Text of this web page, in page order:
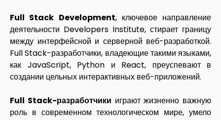
Full Stack Development, ключевое направление
деятельности Developers Institute, стирает границу
между интерфейсной и серверной веб-разработкой.
Full Stack-разработчики, владеющие такими языками,
как JavaScript, Python и React, преуспевают в
создании цельных интерактивных веб-приложений.
Full Stack-разработчики играют жизненно важную
роль в современном технологическом мире, умело